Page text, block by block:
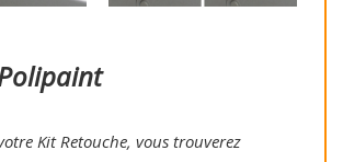
Kit Retouche, vous trouverez